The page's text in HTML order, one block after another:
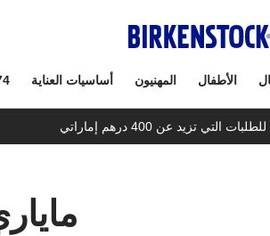
الأطفال المهنيون أساسيات العناية
التي تزيد عن 400 درهم إماراتي